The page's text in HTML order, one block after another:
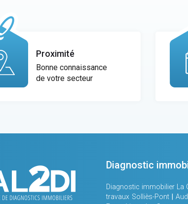
Proximité
Bonne connaissance
de votre secteur
Diagnostic
Diagnostic immobilier La
travaux Solliès-Pont |